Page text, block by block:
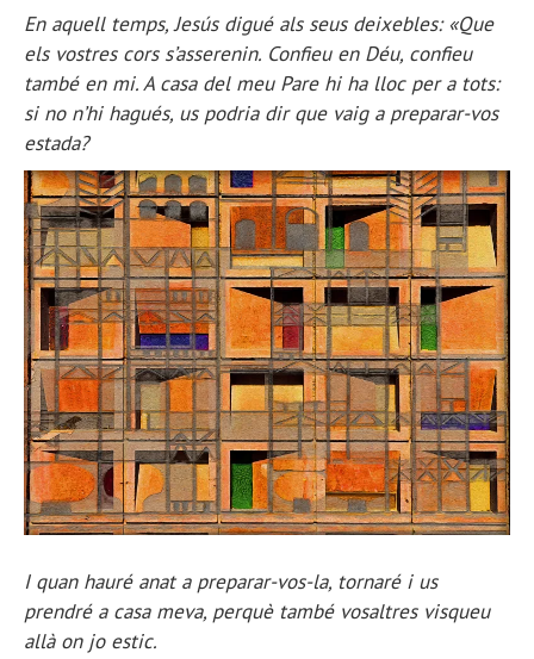
En aquell temps, Jesús digué als seus deixebles: «Que
els vostres cors s’asserenin. Confieu en Déu, confieu
també en mi. A casa del meu Pare hi ha lloc per a tots:
si no n’hi hagués, us podria dir que vaig a preparar-vos
estada?
I quan hauré anat a preparar-vos-la, tornaré i us
prendré a casa meva, perquè també vosaltres visqueu
allà on jo estic.